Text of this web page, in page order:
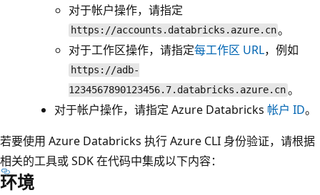
对于帐户操作，请指定
https://accounts.databricks.azure.cn。
对于工作区操作，请指定每工作区 URL，例如
https://adb-
1234567890123456.7.databricks.azure.cn。
对于帐户操作，请指定 Azure Databricks 帐户 ID。
若要使用 Azure Databricks 执行 Azure CLI 身份验证，请根据
相关的工具或 SDK 在代码中集成以下内容：
环境